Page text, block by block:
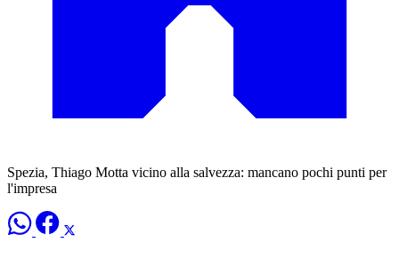
Spezia, Thiago Motta vicino alla salvezza: mancano pochi punti per
l'impresa